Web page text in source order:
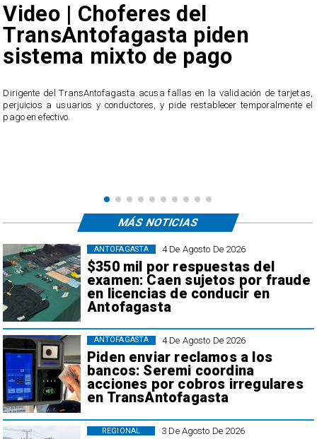
Video | Choferes del
TransAntofagasta piden
sistema mixto de pago
​Dirigente del TransAntofagasta acusa fallas en la validación de tarjetas,
perjuicios a usuarios y conductores, y pide restablecer temporalmente el
pago en efectivo.
4 De Agosto De 2026
$350 mil por respuestas del
examen: Caen sujetos por fraude
en licencias de conducir en
Antofagasta
ANTOFAGASTA
4 De Agosto De 2026
Piden enviar reclamos a los
bancos: Seremi coordina
acciones por cobros irregulares
en TransAntofagasta
ANTOFAGASTA
3 De Agosto De 2026
REGIONAL
MÁS NOTICIAS